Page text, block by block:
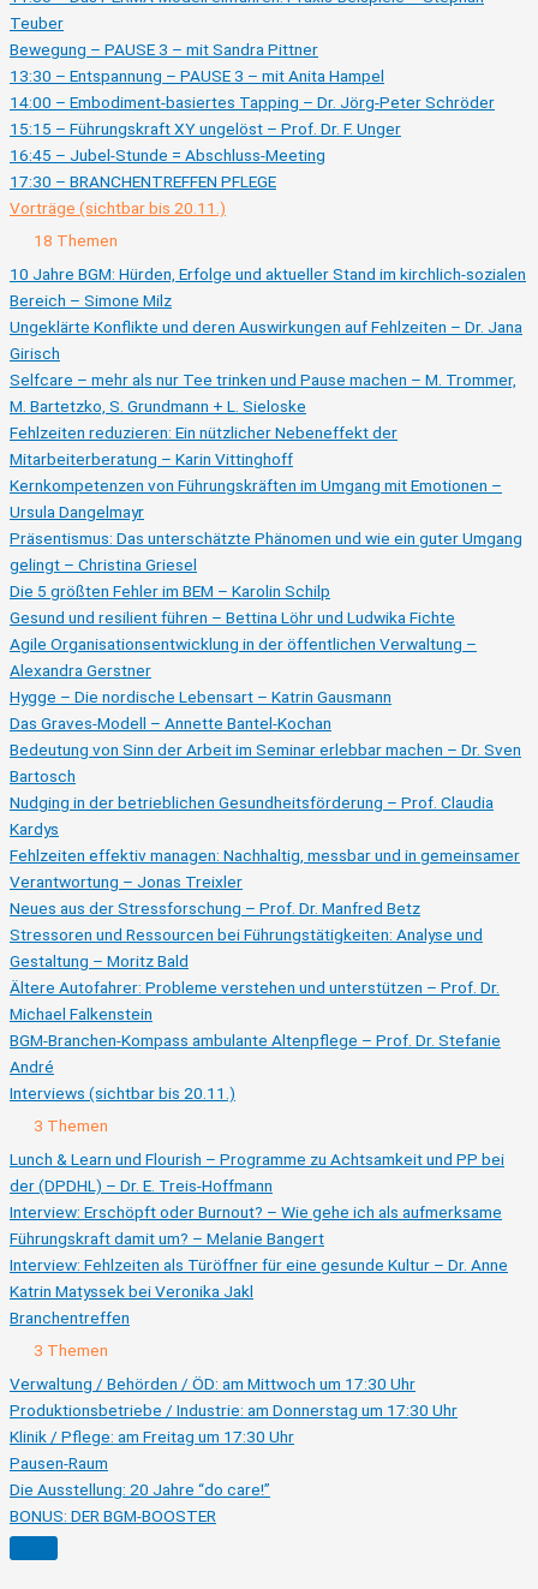
Teuber
Bewegung – PAUSE 3 – mit Sandra Pittner
13:30 – Entspannung – PAUSE 3 – mit Anita Hampel
14:00 – Embodiment-basiertes Tapping – Dr. Jörg-Peter Schröder
15:15 – Führungskraft XY ungelöst – Prof. Dr. F. Unger
16:45 – Jubel-Stunde = Abschluss-Meeting
17:30 – BRANCHENTREFFEN PFLEGE
Vorträge (sichtbar bis 20.11.)
Zusammenklappen
Vorträge
bis
20.11.)
18 Themen
10 Jahre BGM: Hürden, Erfolge und aktueller Stand im kirchlich-sozialen
Bereich – Simone Milz
Ungeklärte Konflikte und deren Auswirkungen auf Fehlzeiten – Dr. Jana
Girisch
Selfcare – mehr als nur Tee trinken und Pause machen – M. Trommer,
M. Bartetzko, S. Grundmann + L. Sieloske
Fehlzeiten reduzieren: Ein nützlicher Nebeneffekt der
Mitarbeiterberatung – Karin Vittinghoff
Kernkompetenzen von Führungskräften im Umgang mit Emotionen –
Ursula Dangelmayr
Präsentismus: Das unterschätzte Phänomen und wie ein guter Umgang
gelingt – Christina Griesel
Die 5 größten Fehler im BEM – Karolin Schilp
Gesund und resilient führen – Bettina Löhr und Ludwika Fichte
Agile Organisationsentwicklung in der öffentlichen Verwaltung –
Alexandra Gerstner
Hygge – Die nordische Lebensart – Katrin Gausmann
Das Graves-Modell – Annette Bantel-Kochan
Bedeutung von Sinn der Arbeit im Seminar erlebbar machen – Dr. Sven
Bartosch
Nudging in der betrieblichen Gesundheitsförderung – Prof. Claudia
Kardys
Fehlzeiten effektiv managen: Nachhaltig, messbar und in gemeinsamer
Verantwortung – Jonas Treixler
Neues aus der Stressforschung – Prof. Dr. Manfred Betz
Stressoren und Ressourcen bei Führungstätigkeiten: Analyse und
Gestaltung – Moritz Bald
Ältere Autofahrer: Probleme verstehen und unterstützen – Prof. Dr.
Michael Falkenstein
BGM-Branchen-Kompass ambulante Altenpflege – Prof. Dr. Stefanie
André
Interviews (sichtbar bis 20.11.)
Ausklappen
Interviews
bis
20.11.)
3 Themen
Lunch & Learn und Flourish – Programme zu Achtsamkeit und PP bei
der (DPDHL) – Dr. E. Treis-Hoffmann
Interview: Erschöpft oder Burnout? – Wie gehe ich als aufmerksame
Führungskraft damit um? – Melanie Bangert
Interview: Fehlzeiten als Türöffner für eine gesunde Kultur – Dr. Anne
Katrin Matyssek bei Veronika Jakl
Branchentreffen
Ausklappen
Branchentreffen
3 Themen
Verwaltung / Behörden / ÖD: am Mittwoch um 17:30 Uhr
Produktionsbetriebe / Industrie: am Donnerstag um 17:30 Uhr
Klinik / Pflege: am Freitag um 17:30 Uhr
Pausen-Raum
Die Ausstellung: 20 Jahre “do care!”
BONUS: DER BGM-BOOSTER